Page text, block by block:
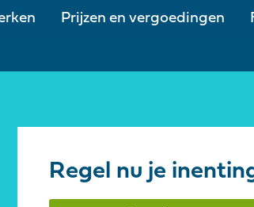
Prijzen en vergoedingen
Regel nu je